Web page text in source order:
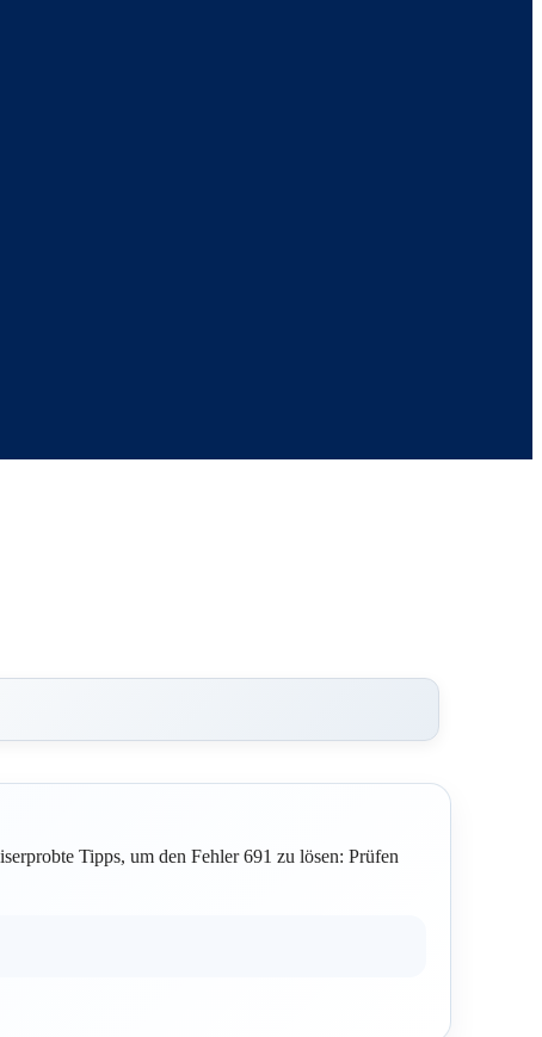
Tipps, um den Fehler 691 zu lösen: Prüfen